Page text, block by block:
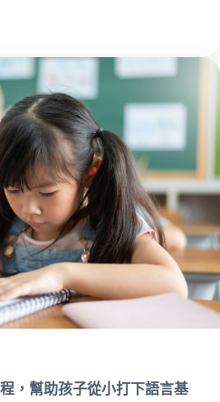
，幫助孩子從小打下語言基